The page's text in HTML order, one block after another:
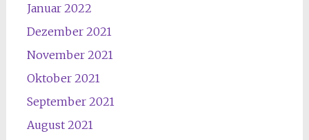
Januar 2022
Dezember 2021
November 2021
Oktober 2021
September 2021
August 2021